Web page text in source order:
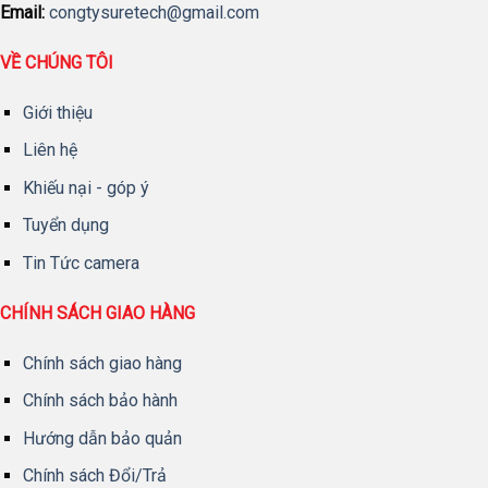
Email: congtysuretech@gmail.com
VỀ CHÚNG TÔI
Giới thiệu
Liên hệ
Khiếu nại - góp ý
Tuyển dụng
Tin Tức camera
CHÍNH SÁCH GIAO HÀNG
Chính sách giao hàng
Chính sách bảo hành
Hướng dẫn bảo quản
Chính sách Đổi/Trả